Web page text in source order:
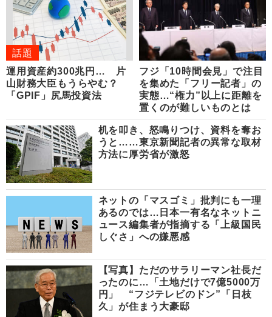
話題
運用資産約300兆円… 片
山財務大臣もうらやむ？
「GPIF」尻馬投資法
フジ「10時間会見」で注目
を集めた「フリー記者」の
実態…“権力”以上に距離を
置くのが難しいものとは
机を叩き、怒鳴りつけ、資料を奪お
うと……東京新聞記者の異常な取材
方法に厚労省が激怒
ネットの「マスゴミ」批判にも一理
あるのでは…日本一有名なネットニ
ュース編集者が指摘する「上級国民
しぐさ」への嫌悪感
【写真】ただのサラリーマン社長だ
ったのに…「土地だけで7億5000万
円」 “フジテレビのドン”「日枝
久」が住まう大豪邸